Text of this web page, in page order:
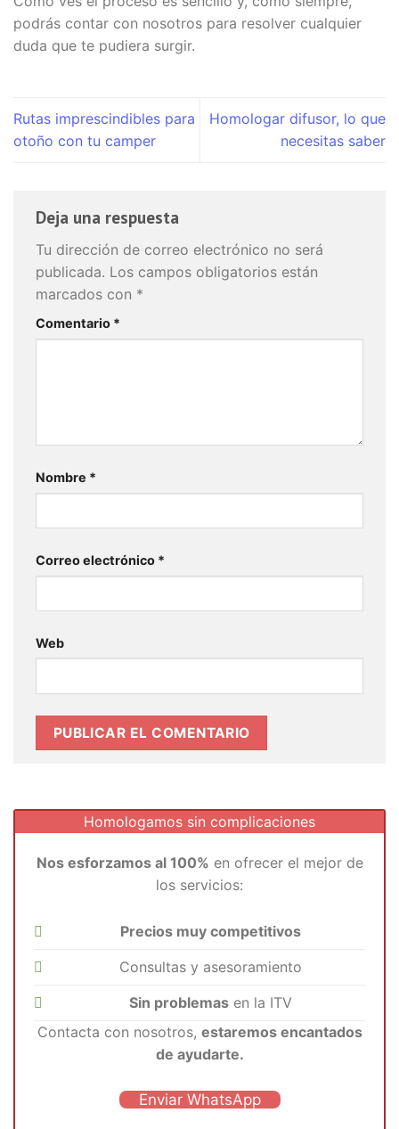
podrás contar con nosotros para resolver cualquier
duda que te pudiera surgir.
Rutas imprescindibles para
otoño con tu camper
Homologar difusor, lo que
necesitas saber
Deja una respuesta
Tu dirección de correo electrónico no será
publicada. Los campos obligatorios están
marcados con *
Comentario *
Nombre *
Correo electrónico *
Web
Homologamos sin complicaciones
Nos esforzamos al 100% en ofrecer el mejor de
los servicios:
Precios muy competitivos
Consultas y asesoramiento
Sin problemas en la ITV
Contacta con nosotros, estaremos encantados
de ayudarte.
Enviar WhatsApp